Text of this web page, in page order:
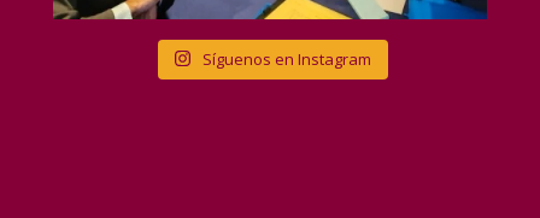
Síguenos en Instagram